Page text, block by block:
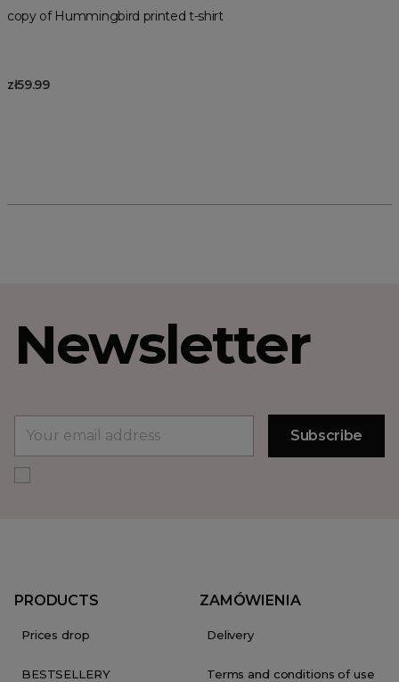
copy of Hummingbird printed t-shirt
zł59.99
Newsletter
PRODUCTS
Prices drop
BESTSELLERY
ZAMÓWIENIA
Delivery
Terms and conditions of use